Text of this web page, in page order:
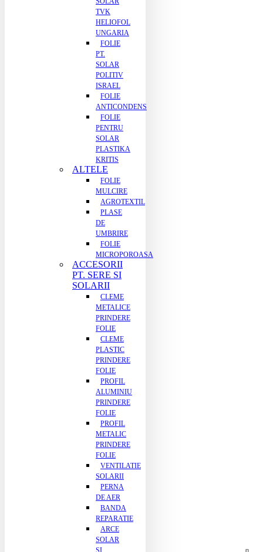
TVK
HELIOFOL
UNGARIA
FOLIE
PT.
SOLAR
POLITIV
ISRAEL
FOLIE
ANTICONDENS
FOLIE
PENTRU
SOLAR
PLASTIKA
KRITIS
ALTELE
FOLIE
MULCIRE
AGROTEXTIL
PLASE
DE
UMBRIRE
FOLIE
MICROPOROASA
ACCESORII
PT. SERE SI
SOLARII
CLEME
METALICE
PRINDERE
FOLIE
CLEME
PLASTIC
PRINDERE
FOLIE
PROFIL
ALUMINIU
PRINDERE
FOLIE
PROFIL
METALIC
PRINDERE
FOLIE
VENTILATIE
SOLARII
PERNA
DE AER
BANDA
REPARATIE
ARCE
SOLAR
SI